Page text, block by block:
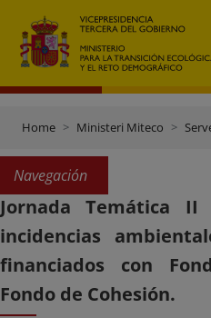
Home Ministeri Miteco
Navegación
Jornada Temática
incidencias
financiados con
Fondo de Cohesión.